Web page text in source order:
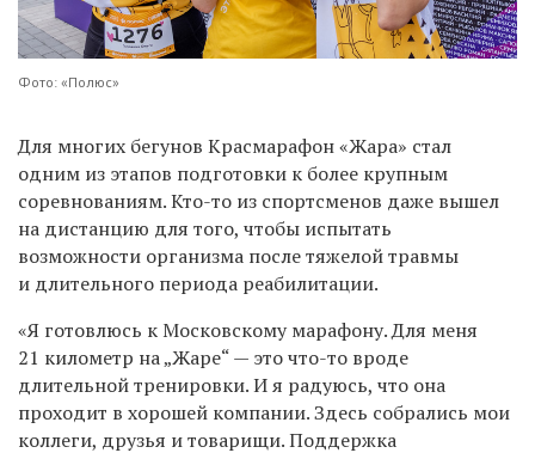
Фото: «Полюс»
Для многих бегунов Красмарафон «Жара» стал
одним из этапов подготовки к более крупным
соревнованиям. Кто-то из спортсменов даже вышел
на дистанцию для того, чтобы испытать
возможности организма после тяжелой травмы
и длительного периода реабилитации.
«Я готовлюсь к Московскому марафону. Для меня
21 километр на „Жаре“ — это что-то вроде
длительной тренировки. И я радуюсь, что она
проходит в хорошей компании. Здесь собрались мои
коллеги, друзья и товарищи. Поддержка